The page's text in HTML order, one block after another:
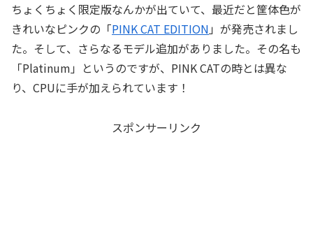
ちょくちょく限定版なんかが出ていて、最近だと筐体色が
きれいなピンクの「PINK CAT EDITION 」が発売されまし
た。そして、さらなるモデル追加がありました。その名も
「Platinum」というのですが、PINK CATの時とは異な
り、CPUに手が加えられています！
スポンサーリンク